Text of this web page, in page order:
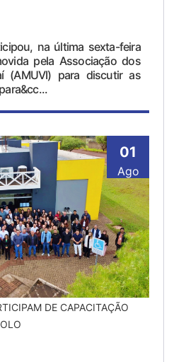
na última sexta-feira
pela Associação dos
(AMUVI) para discutir as
01
Ago
DE CAPACITAÇÃO